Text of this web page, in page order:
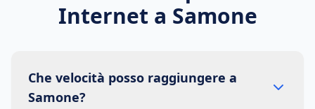
Internet a Samone
Che velocità posso raggiungere a
Samone?